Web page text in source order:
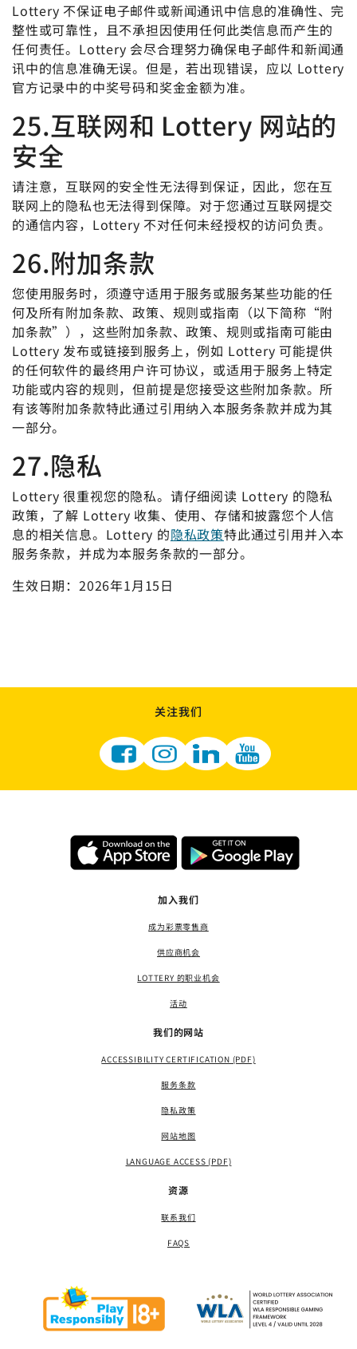
Lottery 不保证电子邮件或新闻通讯中信息的准确性、完
整性或可靠性，且不承担因使用任何此类信息而产生的
任何责任。Lottery 会尽合理努力确保电子邮件和新闻通
讯中的信息准确无误。但是，若出现错误，应以 Lottery
官方记录中的中奖号码和奖金金额为准。
25.互联网和 Lottery 网站的
安全
请注意，互联网的安全性无法得到保证，因此，您在互
联网上的隐私也无法得到保障。对于您通过互联网提交
的通信内容，Lottery 不对任何未经授权的访问负责。
26.附加条款
您使用服务时，须遵守适用于服务或服务某些功能的任
何及所有附加条款、政策、规则或指南（以下简称“附
加条款”），这些附加条款、政策、规则或指南可能由
Lottery 发布或链接到服务上，例如 Lottery 可能提供
的任何软件的最终用户许可协议，或适用于服务上特定
功能或内容的规则，但前提是您接受这些附加条款。所
有该等附加条款特此通过引用纳入本服务条款并成为其
一部分。
27.隐私
Lottery 很重视您的隐私。请仔细阅读 Lottery 的隐私
政策，了解 Lottery 收集、使用、存储和披露您个人信
息的相关信息。Lottery 的隐私政策特此通过引用并入本
服务条款，并成为本服务条款的一部分。
生效日期：2026年1月15日
关注我们
加入我们
成为彩票零售商
供应商机会
LOTTERY 的职业机会
活动
我们的网站
ACCESSIBILITY CERTIFICATION (PDF)
服务条款
隐私政策
网站地图
LANGUAGE ACCESS (PDF)
资源
联系我们
FAQS